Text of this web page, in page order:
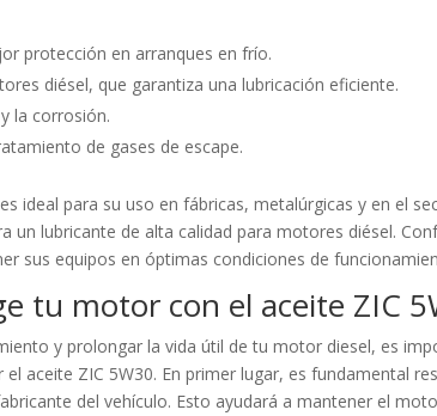
protección en arranques en frío.
diésel, que garantiza una lubricación eficiente.
la corrosión.
de gases de escape.
ideal para su uso en fábricas, metalúrgicas y en el
un lubricante de alta calidad para motores diésel.
sus equipos en óptimas condiciones de
tu motor con el aceite ZIC
y prolongar la vida útil de tu motor diesel, es
aceite ZIC 5W30. En primer lugar, es fundamental
del vehículo. Esto ayudará a mantener el